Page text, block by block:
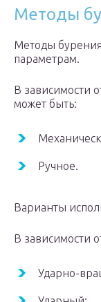
Методы
Методы
параметрам.
В зависимости
может быть:
Ручное.
Варианты
В зависимости
Ударно-